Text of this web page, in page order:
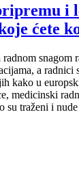
i
ćete
radnom
a radnici
kako u
medicinski
su traženi i